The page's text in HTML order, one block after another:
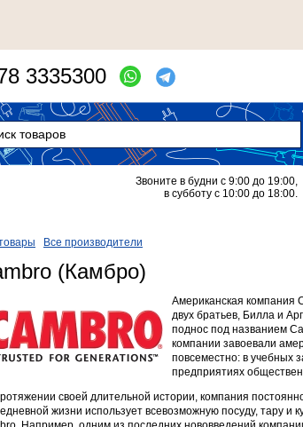
Все производители
(Камбро)
​Американская компания
двух братьев, Билла и
поднос под названием
компании завоевали
повсеместно: в учебных
предприятиях
своей длительной истории, компания
жизни использует всевозможную посуду, тару
3335300
Звоните в будни с 9:00 до 19:00,
в субботу с 10:00 до 18:00.